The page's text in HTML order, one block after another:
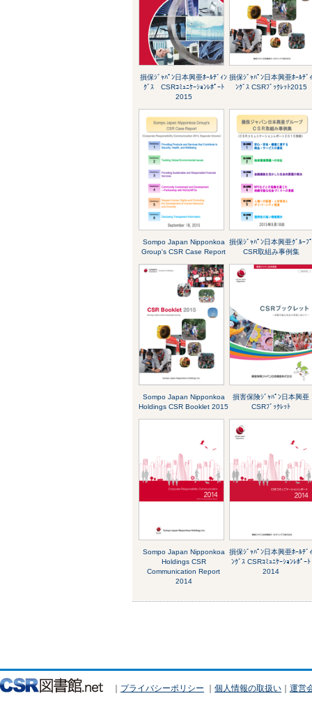
損保ｼﾞｬﾊﾟﾝ日本興亜ﾎｰﾙﾃﾞｨﾝ
ｸﾞｽ CSRｺﾐｭﾆｹｰｼｮﾝﾚﾎﾟｰﾄ
2015
損保ｼﾞｬﾊﾟﾝ日本興亜ﾎｰﾙﾃﾞ
ﾝｸﾞｽ CSRﾌﾞｯｸﾚｯﾄ2015
Sompo Japan Nipponkoa
Group's CSR Case Report
損保ｼﾞｬﾊﾟﾝ日本興亜ｸﾞﾙｰﾌ
CSR取組み事例集
Sompo Japan Nipponkoa
Holdings CSR Booklet 2015
損害保険ｼﾞｬﾊﾟﾝ日本興亜
CSRﾌﾞｯｸﾚｯﾄ
Sompo Japan Nipponkoa
Holdings CSR
Communication Report
2014
損保ｼﾞｬﾊﾟﾝ日本興亜ﾎｰﾙﾃﾞ
ﾝｸﾞｽ CSRｺﾐｭﾆｹｰｼｮﾝﾚﾎﾟｰﾄ
2014
｜ プライバシーポリシー ｜ 個人情報の取扱い ｜ 運営